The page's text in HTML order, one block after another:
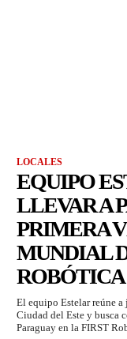
LOCALES
EQUIPO
LLEVAR A
PRIMERA
MUNDIAL
ROBÓTICA
El equipo Estelar reúne
Ciudad del Este y busca
Paraguay en la FIRST